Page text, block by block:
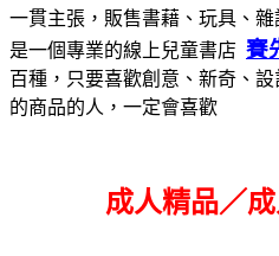
一貫主張，販售書藉、玩具、
是一個專業的線上兒童書店 賽
百種，只要喜歡創意、新奇、設
的商品的人，一定會喜歡
成人精品／